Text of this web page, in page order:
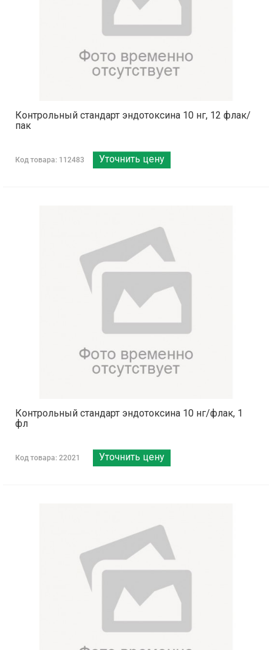
Контрольный стандарт эндотоксина 10 нг, 12 флак/
пак
Код товара: 112483 Уточнить цену
Контрольный стандарт эндотоксина 10 нг/флак, 1
фл
Код товара: 22021 Уточнить цену